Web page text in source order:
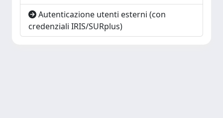
Autenticazione utenti esterni (con
credenziali IRIS/SURplus)